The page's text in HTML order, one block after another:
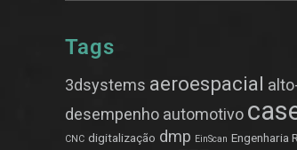
Tags
3dsystems aeroespacial
desempenho automotivo
CNC digitalização dmp EinScan Engenharia